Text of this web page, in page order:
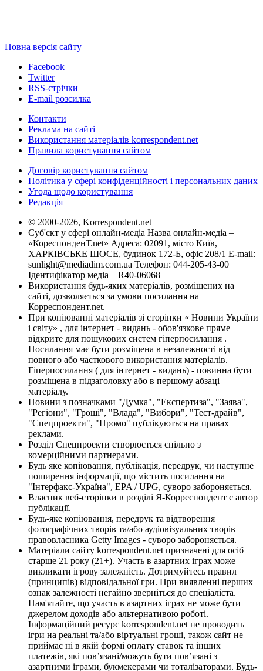
Повна версія сайту
Facebook
Twitter
RSS-стрічки
E-mail розсилка
Контакти
Реклама на сайті
Використання матеріалів korrespondent.net
Правила користування сайтом
Договір користування сайтом
Політика у сфері конфіденційності і персональних даних
Угода щодо користування
Редакція
© 2000-2026, Korrespondent.net
Суб'єкт у сфері онлайн-медіа Назва онлайн-медіа –
«КореспонденТ.net» Адреса: 02091, місто Київ,
ХАРКІВСЬКЕ ШОСЕ, будинок 172-Б, офіс 208/1 E-mail:
sunlight@mediadim.com.ua Телефон: 044-205-43-00
Ідентифікатор медіа – R40-06068
Використання будь-яких матеріалів, розміщених на
сайті, дозволяється за умови посилання на
Корреспондент.net.
При копіюванні матеріалів зі сторінки « Новини України
і світу» , для інтернет - видань - обов'язкове пряме
відкрите для пошукових систем гіперпосилання .
Посилання має бути розміщена в незалежності від
повного або часткового використання матеріалів.
Гіперпосилання ( для інтернет - видань) - повинна бути
розміщена в підзаголовку або в першому абзаці
матеріалу.
Новини з позначками "Думка", "Експертиза", "Заява",
"Регіони", "Гроші", "Влада", "Вибори", "Тест-драйв",
"Спецпроекти", "Промо" публікуються на правах
реклами.
Розділ Спецпроекти створюється спільно з
комерційними партнерами.
Будь яке копіювання, публікація, передрук, чи наступне
поширення інформації, що містить посилання на
"Інтерфакс-Україна", EPA / UPG, суворо забороняється.
Власник веб-сторінки в розділі Я-Корреспондент є автор
публікації.
Будь-яке копіювання, передрук та відтворення
фотографічних творів та/або аудіовізуальних творів
правовласника Getty Images - суворо забороняється.
Матеріали сайту korrespondent.net призначені для осіб
старше 21 року (21+). Участь в азартних іграх може
викликати ігрову залежність. Дотримуйтесь правил
(принципів) відповідальної гри. При виявленні перших
ознак залежності негайно зверніться до спеціаліста.
Пам'ятайте, що участь в азартних іграх не може бути
джерелом доходів або альтернативою роботі.
Інформаційний ресурс korrespondent.net не проводить
ігри на реальні та/або віртуальні гроші, також сайт не
приймає ні в якій формі оплату ставок та інших
платежів, які пов’язані/можуть бути пов’язані з
азартними іграми, букмекерами чи тоталізаторами. Будь-